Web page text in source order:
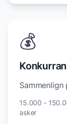
💰
15.000 -
asker